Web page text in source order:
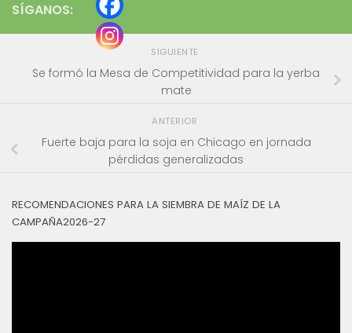
SÍGANOS:
SIGUIENTE
Se formó la Mesa de Competitividad para la yerba
mate
ANTERIOR
Fuerte baja para la soja en Chicago en jornada
pérdidas generalizadas
RECOMENDACIONES PARA LA SIEMBRA DE MAÍZ DE LA
CAMPAÑA2026-27